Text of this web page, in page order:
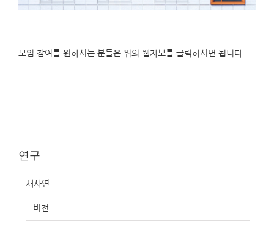
모임 참여를 원하시는 분들은 위의 웹자보를 클릭하시면 됩니다.
연구
새사연
비전